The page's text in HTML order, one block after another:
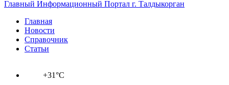
Главный Информационный Портал г. Талдыкорган
Главная
Новости
Справочник
Статьи
+31°C